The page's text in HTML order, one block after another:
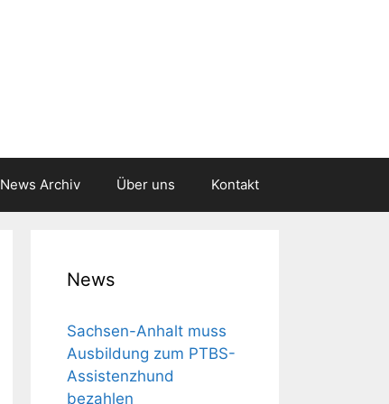
News Archiv Über uns Kontakt
News
Sachsen-Anhalt muss
Aus­bil­dung zum PTBS-
Assis­tenz­hund
bezahlen